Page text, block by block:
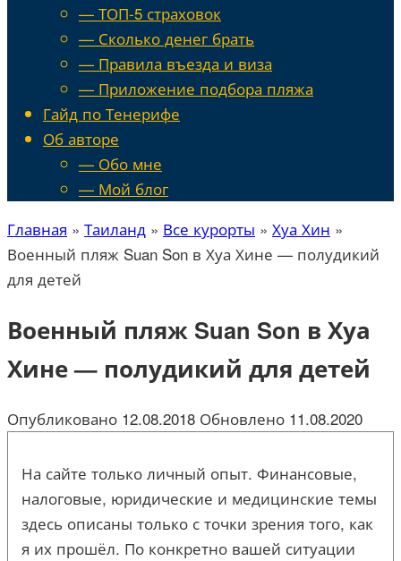
— ТОП-5 страховок
— Сколько денег брать
— Правила въезда и виза
— Приложение подбора пляжа
Гайд по Тенерифе
Об авторе
— Обо мне
— Мой блог
Главная » Таиланд » Все курорты » Хуа Хин »
Военный пляж Suan Son в Хуа Хине — полудикий
для детей
Военный пляж Suan Son в Хуа
Хине — полудикий для детей
Опубликовано 12.08.2018 Обновлено 11.08.2020
На сайте только личный опыт. Финансовые,
налоговые, юридические и медицинские темы
здесь описаны только с точки зрения того, как
я их прошёл. По конкретно вашей ситуации